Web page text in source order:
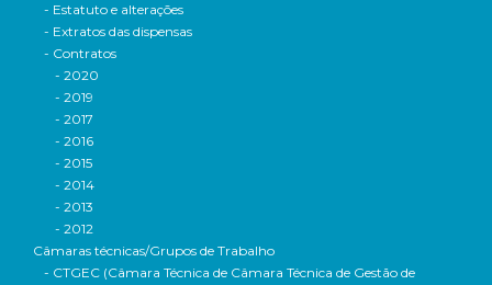
- Estatuto e alterações
- Extratos das dispensas
- Contratos
- 2020
- 2019
- 2017
- 2016
- 2015
- 2014
- 2013
- 2012
Câmaras técnicas/Grupos de Trabalho
- CTGEC (Câmara Técnica de Câmara Técnica de Gestão de